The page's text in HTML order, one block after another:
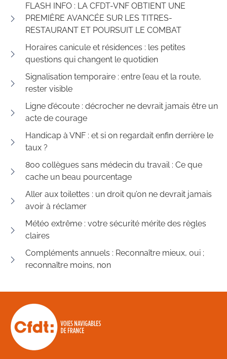
FLASH INFO : LA CFDT-VNF OBTIENT UNE
PREMIÈRE AVANCÉE SUR LES TITRES-
RESTAURANT ET POURSUIT LE COMBAT
Horaires canicule et résidences : les petites
questions qui changent le quotidien
Signalisation temporaire : entre l’eau et la route,
rester visible
Ligne d’écoute : décrocher ne devrait jamais être un
acte de courage
Handicap à VNF : et si on regardait enfin derrière le
taux ?
800 collègues sans médecin du travail : Ce que
cache un beau pourcentage
Aller aux toilettes : un droit qu’on ne devrait jamais
avoir à réclamer
Météo extrême : votre sécurité mérite des règles
claires
Compléments annuels : Reconnaître mieux, oui ;
reconnaître moins, non